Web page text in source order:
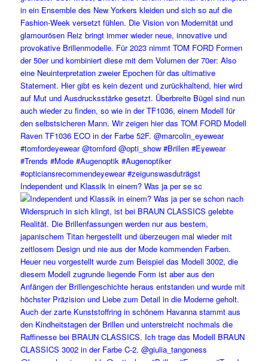
Independent und Klassik in einem? Was ja per se sc